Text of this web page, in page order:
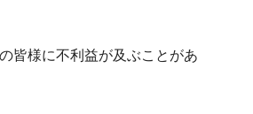
皆様に不利益が及ぶことがあ